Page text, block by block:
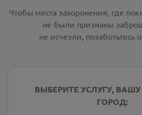
Чтобы места захоронения, где
не были признаны
не исчезли, позаботьтесь
ВЫБЕРИТЕ УСЛУГУ,
ГОРОД: